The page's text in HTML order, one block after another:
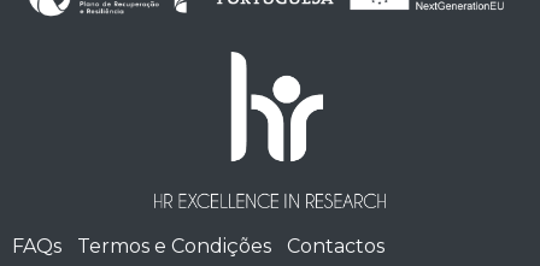
FAQs Termos e Condições Contactos